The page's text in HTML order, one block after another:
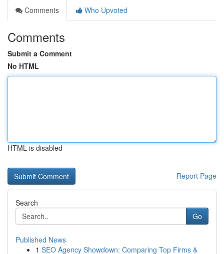
Comments
Who Upvoted
Comments
Submit a Comment
No HTML
HTML is disabled
Report Page
Search
Go
Published News
1 SEO Agency Showdown: Comparing Top Firms &